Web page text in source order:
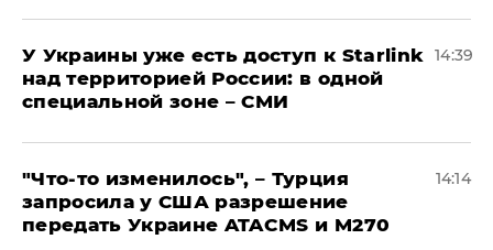
У Украины уже есть доступ к Starlink
над территорией России: в одной
специальной зоне – СМИ
14:39
​"Что-то изменилось", – Турция
запросила у США разрешение
передать Украине ATACMS и M270
14:14